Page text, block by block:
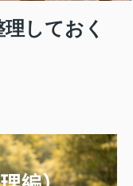
しておく